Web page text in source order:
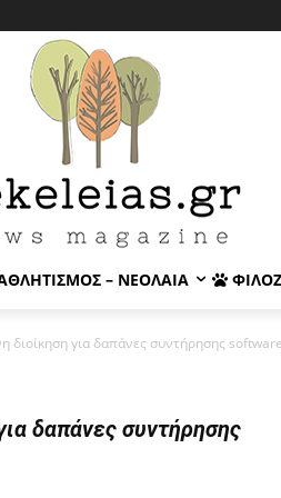
– ΝΕΟΛΑΊΑ
διοίκηση για δαπάνες συντήρησης
δαπάνες συντήρησης